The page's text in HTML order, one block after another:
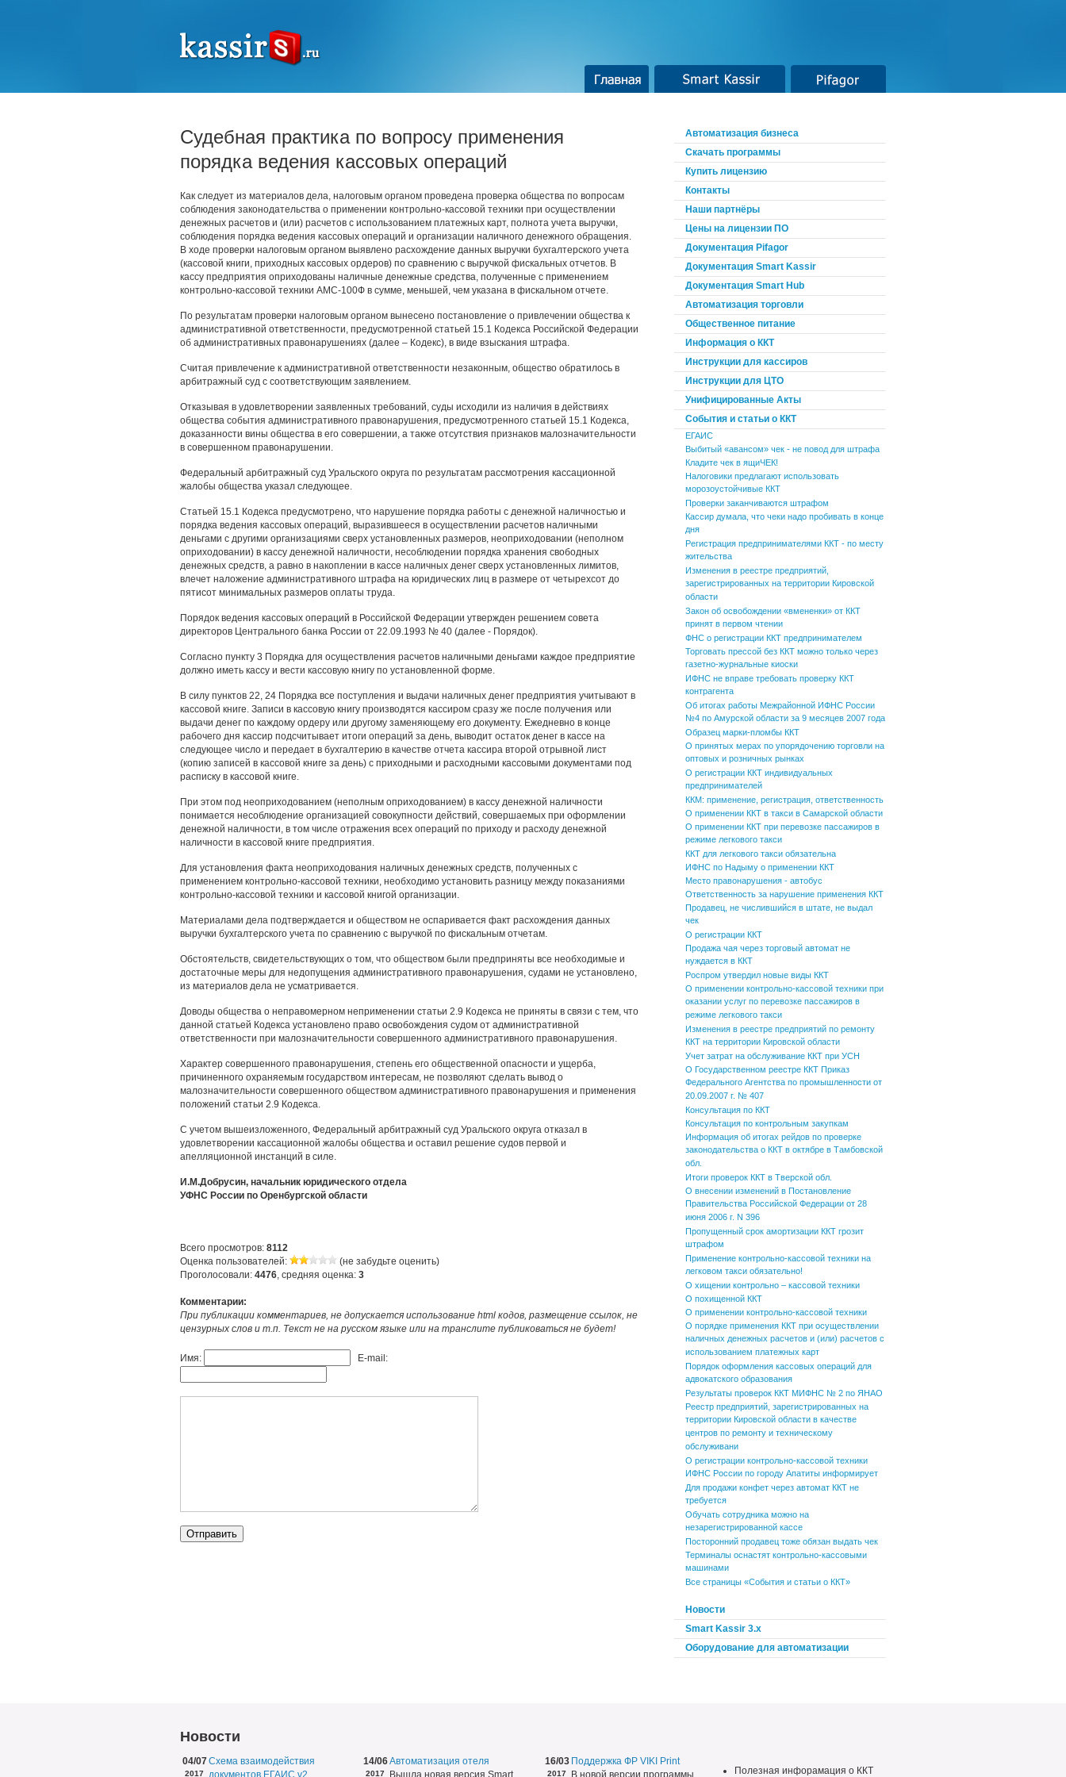
Главная Smart Kassir Pifagor
Судебная практика по вопросу применения
порядка ведения кассовых операций
Как следует из материалов дела, налоговым органом проведена проверка общества по вопросам
соблюдения законодательства о применении контрольно-кассовой техники при осуществлении
денежных расчетов и (или) расчетов с использованием платежных карт, полнота учета выручки,
соблюдения порядка ведения кассовых операций и организации наличного денежного обращения.
В ходе проверки налоговым органом выявлено расхождение данных выручки бухгалтерского учета
(кассовой книги, приходных кассовых ордеров) по сравнению с выручкой фискальных отчетов. В
кассу предприятия оприходованы наличные денежные средства, полученные с применением
контрольно-кассовой техники АМС-100Ф в сумме, меньшей, чем указана в фискальном отчете.
По результатам проверки налоговым органом вынесено постановление о привлечении общества к
административной ответственности, предусмотренной статьей 15.1 Кодекса Российской Федерации
об административных правонарушениях (далее – Кодекс), в виде взыскания штрафа.
Считая привлечение к административной ответственности незаконным, общество обратилось в
арбитражный суд с соответствующим заявлением.
Отказывая в удовлетворении заявленных требований, суды исходили из наличия в действиях
общества события административного правонарушения, предусмотренного статьей 15.1 Кодекса,
доказанности вины общества в его совершении, а также отсутствия признаков малозначительности
в совершенном правонарушении.
Федеральный арбитражный суд Уральского округа по результатам рассмотрения кассационной
жалобы общества указал следующее.
Статьей 15.1 Кодекса предусмотрено, что нарушение порядка работы с денежной наличностью и
порядка ведения кассовых операций, выразившееся в осуществлении расчетов наличными
деньгами с другими организациями сверх установленных размеров, неоприходовании (неполном
оприходовании) в кассу денежной наличности, несоблюдении порядка хранения свободных
денежных средств, а равно в накоплении в кассе наличных денег сверх установленных лимитов,
влечет наложение административного штрафа на юридических лиц в размере от четырехсот до
пятисот минимальных размеров оплаты труда.
Порядок ведения кассовых операций в Российской Федерации утвержден решением совета
директоров Центрального банка России от 22.09.1993 № 40 (далее - Порядок).
Согласно пункту 3 Порядка для осуществления расчетов наличными деньгами каждое предприятие
должно иметь кассу и вести кассовую книгу по установленной форме.
В силу пунктов 22, 24 Порядка все поступления и выдачи наличных денег предприятия учитывают в
кассовой книге. Записи в кассовую книгу производятся кассиром сразу же после получения или
выдачи денег по каждому ордеру или другому заменяющему его документу. Ежедневно в конце
рабочего дня кассир подсчитывает итоги операций за день, выводит остаток денег в кассе на
следующее число и передает в бухгалтерию в качестве отчета кассира второй отрывной лист
(копию записей в кассовой книге за день) с приходными и расходными кассовыми документами под
расписку в кассовой книге.
При этом под неоприходованием (неполным оприходованием) в кассу денежной наличности
понимается несоблюдение организацией совокупности действий, совершаемых при оформлении
денежной наличности, в том числе отражения всех операций по приходу и расходу денежной
наличности в кассовой книге предприятия.
Для установления факта неоприходования наличных денежных средств, полученных с
применением контрольно-кассовой техники, необходимо установить разницу между показаниями
контрольно-кассовой техники и кассовой книгой организации.
Материалами дела подтверждается и обществом не оспаривается факт расхождения данных
выручки бухгалтерского учета по сравнению с выручкой по фискальным отчетам.
Обстоятельств, свидетельствующих о том, что обществом были предприняты все необходимые и
достаточные меры для недопущения административного правонарушения, судами не установлено,
из материалов дела не усматривается.
Доводы общества о неправомерном неприменении статьи 2.9 Кодекса не приняты в связи с тем, что
данной статьей Кодекса установлено право освобождения судом от административной
ответственности при малозначительности совершенного административного правонарушения.
Характер совершенного правонарушения, степень его общественной опасности и ущерба,
причиненного охраняемым государством интересам, не позволяют сделать вывод о
малозначительности совершенного обществом административного правонарушения и применения
положений статьи 2.9 Кодекса.
С учетом вышеизложенного, Федеральный арбитражный суд Уральского округа отказал в
удовлетворении кассационной жалобы общества и оставил решение судов первой и
апелляционной инстанций в силе.
И.М.Добрусин, начальник юридического отдела
УФНС России по Оренбургской области
Всего просмотров: 8112
Оценка пользователей:
(не забудьте оценить)
Проголосовали: 4476, средняя оценка: 3
Комментарии:
При публикации комментариев, не допускается использование html кодов, размещение ссылок, не
цензурных слов и т.п. Текст не на русском языке или на транслите публиковаться не будет!
Имя: E-mail:
Автоматизация бизнеса
Скачать программы
Купить лицензию
Контакты
Наши партнёры
Цены на лицензии ПО
Документация Pifagor
Документация Smart Kassir
Документация Smart Hub
Автоматизация торговли
Общественное питание
Информация о ККТ
Инструкции для кассиров
Инструкции для ЦТО
Унифицированные Акты
События и статьи о ККТ
ЕГАИС
Выбитый «авансом» чек - не повод для штрафа
Кладите чек в ящиЧЕК!
Налоговики предлагают использовать
морозоустойчивые ККТ
Проверки заканчиваются штрафом
Кассир думала, что чеки надо пробивать в конце
дня
Регистрация предпринимателями ККТ - по месту
жительства
Изменения в реестре предприятий,
зарегистрированных на территории Кировской
области
Закон об освобождении «вмененки» от ККТ
принят в первом чтении
ФНС о регистрации ККТ предпринимателем
Торговать прессой без ККТ можно только через
газетно-журнальные киоски
ИФНС не вправе требовать проверку ККТ
контрагента
Об итогах работы Межрайонной ИФНС России
№4 по Амурской области за 9 месяцев 2007 года
Образец марки-пломбы ККТ
О принятых мерах по упорядочению торговли на
оптовых и розничных рынках
О регистрации ККТ индивидуальных
предпринимателей
ККМ: применение, регистрация, ответственность
О применении ККТ в такси в Самарской области
О применении ККТ при перевозке пассажиров в
режиме легкового такси
ККТ для легкового такси обязательна
ИФНС по Надыму о применении ККТ
Место правонарушения - автобус
Ответственность за нарушение применения ККТ
Продавец, не числившийся в штате, не выдал
чек
О регистрации ККТ
Продажа чая через торговый автомат не
нуждается в ККТ
Роспром утвердил новые виды ККТ
О применении контрольно-кассовой техники при
оказании услуг по перевозке пассажиров в
режиме легкового такси
Изменения в реестре предприятий по ремонту
ККТ на территории Кировской области
Учет затрат на обслуживание ККТ при УСН
О Государственном реестре ККТ Приказ
Федерального Агентства по промышленности от
20.09.2007 г. № 407
Консультация по ККТ
Консультация по контрольным закупкам
Информация об итогах рейдов по проверке
законодательства о ККТ в октябре в Тамбовской
обл.
Итоги проверок ККТ в Тверской обл.
О внесении изменений в Постановление
Правительства Российской Федерации от 28
июня 2006 г. N 396
Пропущенный срок амортизации ККТ грозит
штрафом
Применение контрольно-кассовой техники на
легковом такси обязательно!
О хищении контрольно – кассовой техники
О похищенной ККТ
О применении контрольно-кассовой техники
О порядке применения ККТ при осуществлении
наличных денежных расчетов и (или) расчетов с
использованием платежных карт
Порядок оформления кассовых операций для
адвокатского образования
Результаты проверок ККТ МИФНС № 2 по ЯНАО
Реестр предприятий, зарегистрированных на
территории Кировской области в качестве
центров по ремонту и техническому
обслуживани
О регистрации контрольно-кассовой техники
ИФНС России по городу Апатиты информирует
Для продажи конфет через автомат ККТ не
требуется
Обучать сотрудника можно на
незарегистрированной кассе
Посторонний продавец тоже обязан выдать чек
Терминалы оснастят контрольно-кассовыми
машинами
Все страницы «События и статьи о ККТ»
Новости
Smart Kassir 3.x
Оборудование для автоматизации
Новости
04/07
2017
Схема взаимодействия
документов ЕГАИС v2
14/06
2017
Автоматизация отеля
Вышла новая версия Smart
16/03
2017
Поддержка ФР VIKI Print
В новой версии программы
Полезная инфорамация о ККТ